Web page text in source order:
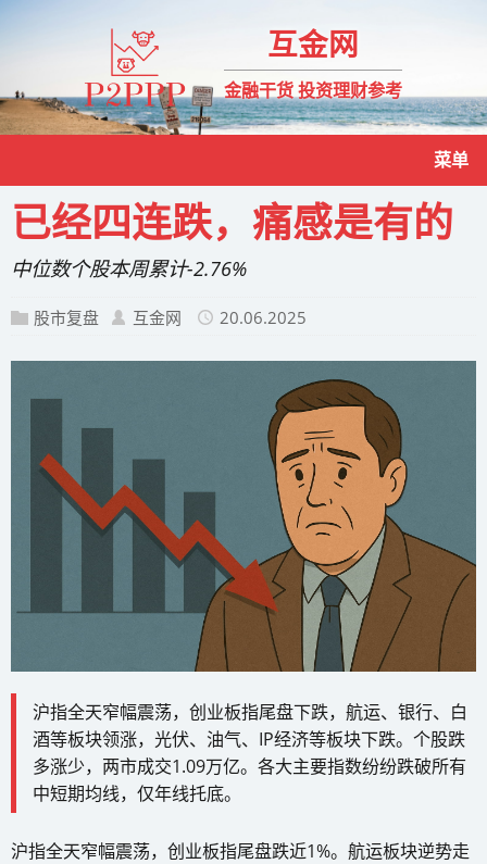
互金网
金融干货 投资理财参考
菜单
已经四连跌，痛感是有的
中位数个股本周累计-2.76%
股市复盘 互金网 20.06.2025
沪指全天窄幅震荡，创业板指尾盘下跌，航运、银行、白
酒等板块领涨，光伏、油气、IP经济等板块下跌。个股跌
多涨少，两市成交1.09万亿。各大主要指数纷纷跌破所有
中短期均线，仅年线托底。
沪指全天窄幅震荡，创业板指尾盘跌近1%。航运板块逆势走